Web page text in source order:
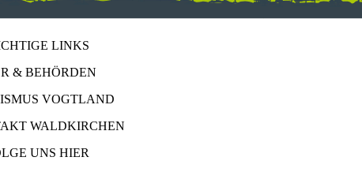
LINKS
& BEHÖRDEN
VOGTLAND
WALDKIRCHEN
UNS HIER